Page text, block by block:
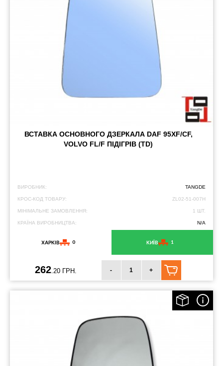
ВСТАВКА ОСНОВНОГО ДЗЕРКАЛА DAF 95XF/CF,
VOLVO FL/F ПІДІГРІВ (TD)
ВИРОБНИК: TANGDE
КРОС-КОД ТОВАРУ: ZL02-51-007H
МІНІМАЛЬНЕ ЗАМОВЛЕННЯ: 1 ШТ.
КРАЇНА ВИРОБНИЦТВА: N/A
ХАРКІВ 0 КИЇВ 1
262.20 ГРН. - +